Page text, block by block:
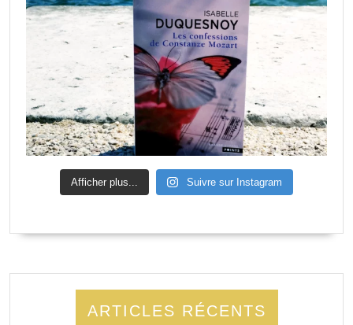
Afficher plus... Suivre sur Instagram
ARTICLES RÉCENTS